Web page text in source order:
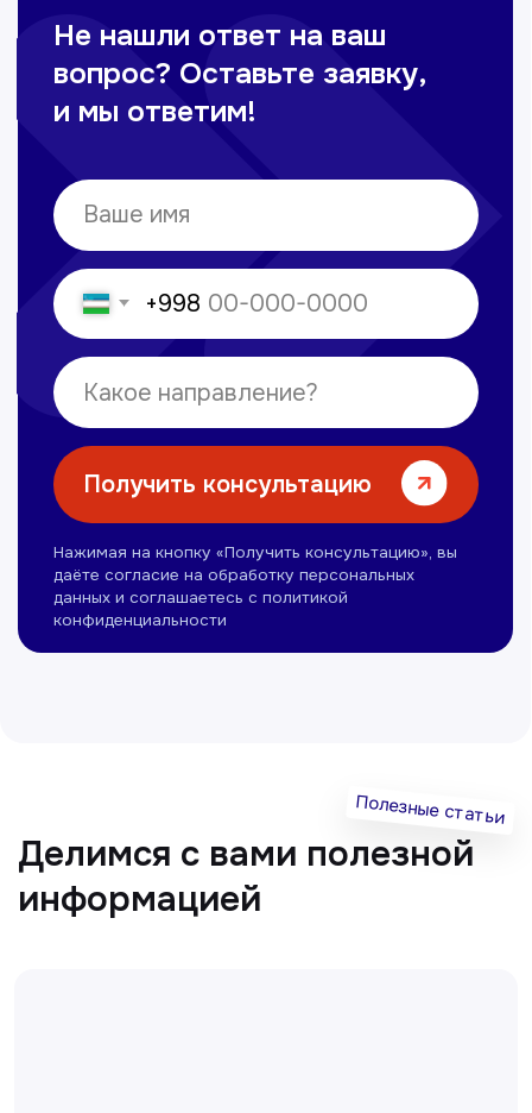
Политика обработки персональных данных
© Copyright — 2025, TTD